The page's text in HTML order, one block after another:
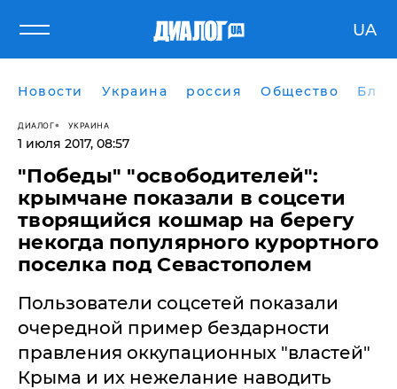
UA
Новости Украина россия Общество
ДИАЛОГ УКРАИНА
1 июля 2017, 08:57
"Победы" "освободителей":
крымчане показали в соцсети
творящийся кошмар на берегу
некогда популярного курортного
поселка под Севастополем
Пользователи соцсетей показали
очередной пример бездарности
правления оккупационных "властей"
Крыма и их нежелание наводить